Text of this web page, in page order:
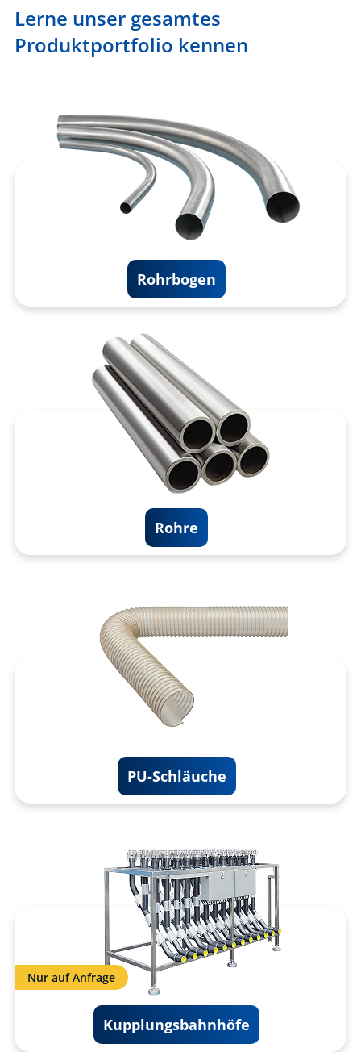
Lerne unser gesamtes
Produktportfolio kennen
Rohrbogen
Rohre
PU-Schläuche
Nur auf Anfrage
Kupplungsbahnhöfe